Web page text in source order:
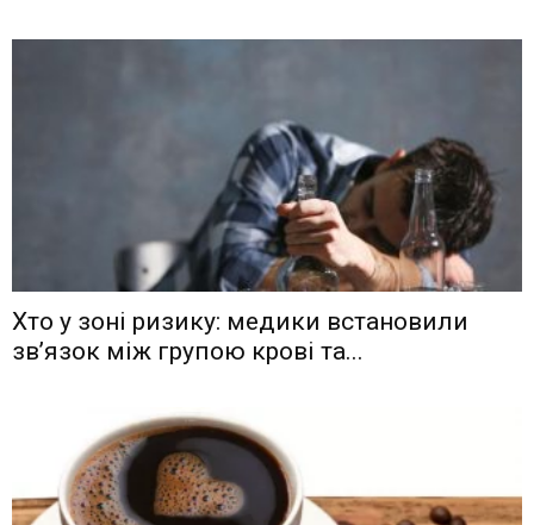
Хто у зоні ризику: медики встановили
зв’язок між групою крові та...